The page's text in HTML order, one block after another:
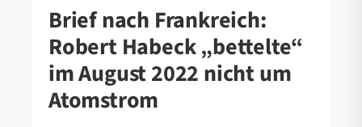
Brief nach Frankreich:
Robert Habeck „bettelte“
im August 2022 nicht um
Atomstrom